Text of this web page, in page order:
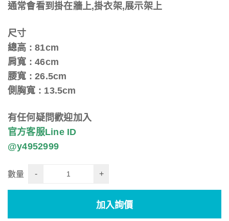
通常會看到掛在牆上,掛衣架,展示架上
尺寸
總高 : 81cm
肩寬 : 46cm
腰寬 : 26.5cm
側胸寬 : 13.5cm
有任何疑問歡迎加入
官方客服Line ID
@y4952999
數量 - +
加入詢價